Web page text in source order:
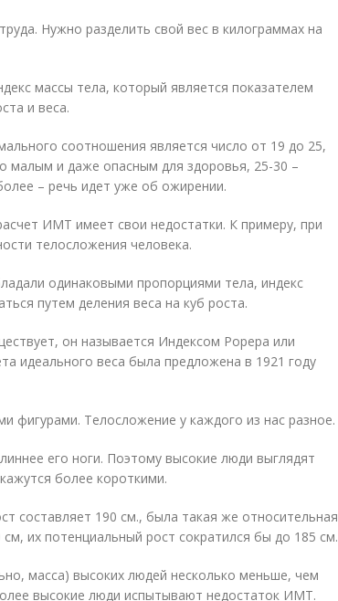
Нужно разделить свой вес в килограммах на
массы тела, который является показателем
и веса.
соотношения является число от 19 до 25,
малым и даже опасным для здоровья, 25-30 –
– речь идет уже об ожирении.
ИМТ имеет свои недостатки. К примеру, при
телосложения человека.
одинаковыми пропорциями тела, индекс
путем деления веса на куб роста.
он называется Индексом Рорера или
идеального веса была предложена в 1921 году
фигурами. Телосложение у каждого из нас разное.
его ноги. Поэтому высокие люди выглядят
более короткими.
составляет 190 см., была такая же относительная
их потенциальный рост сократился бы до 185 см.
масса) высоких людей несколько меньше, чем
высокие люди испытывают недостаток ИМТ.